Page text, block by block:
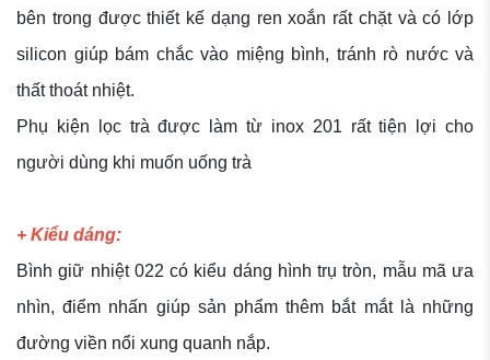
bên trong được thiết kế dạng ren xoắn rất chặt và có lớp
silicon giúp bám chắc vào miệng bình, tránh rò nước và
thất thoát nhiệt.
Phụ kiện lọc trà được làm từ inox 201 rất tiện lợi cho
người dùng khi muốn uống trà
+ Kiểu dáng:
Bình giữ nhiệt 022 có kiểu dáng hình trụ tròn, mẫu mã ưa
nhìn, điểm nhấn giúp sản phẩm thêm bắt mắt là những
đường viền nổi xung quanh nắp.